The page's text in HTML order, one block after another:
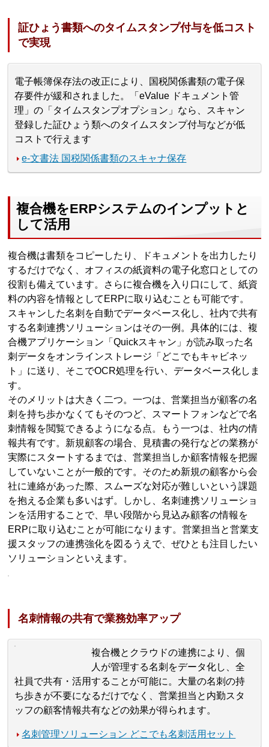
証ひょう書類へのタイムスタンプ付与を低コスト
で実現
電子帳簿保存法の改正により、国税関係書類の電子保
存要件が緩和されました。「eValue ドキュメント管
理」の「タイムスタンプオプション」なら、スキャン
登録した証ひょう類へのタイムスタンプ付与などが低
コストで行えます
e-文書法 国税関係書類のスキャナ保存
複合機をERPシステムのインプットと
して活用
複合機は書類をコピーしたり、ドキュメントを出力したり
するだけでなく、オフィスの紙資料の電子化窓口としての
役割も備えています。さらに複合機を入り口にして、紙資
料の内容を情報としてERPに取り込むことも可能です。
スキャンした名刺を自動でデータベース化し、社内で共有
する名刺連携ソリューションはその一例。具体的には、複
合機アプリケーション「Quickスキャン」が読み取った名
刺データをオンラインストレージ「どこでもキャビネッ
ト」に送り、そこでOCR処理を行い、データベース化しま
す。
そのメリットは大きく二つ。一つは、営業担当が顧客の名
刺を持ち歩かなくてもそのつど、スマートフォンなどで名
刺情報を閲覧できるようになる点。もう一つは、社内の情
報共有です。新規顧客の場合、見積書の発行などの業務が
実際にスタートするまでは、営業担当しか顧客情報を把握
していないことが一般的です。そのため新規の顧客から会
社に連絡があった際、スムーズな対応が難しいという課題
を抱える企業も多いはず。しかし、名刺連携ソリューショ
ンを活用することで、早い段階から見込み顧客の情報を
ERPに取り込むことが可能になります。営業担当と営業支
援スタッフの連携強化を図るうえで、ぜひとも注目したい
ソリューションといえます。
名刺情報の共有で業務効率アップ
複合機とクラウドの連携により、個
人が管理する名刺をデータ化し、全
社員で共有・活用することが可能に。大量の名刺の持
ち歩きが不要になるだけでなく、営業担当と内勤スタ
ッフの顧客情報共有などの効果が得られます。
名刺管理ソリューション どこでも名刺活用セット